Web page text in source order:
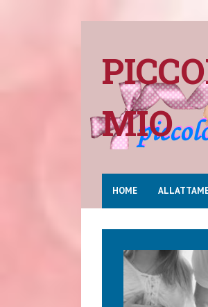
MIO
HOME